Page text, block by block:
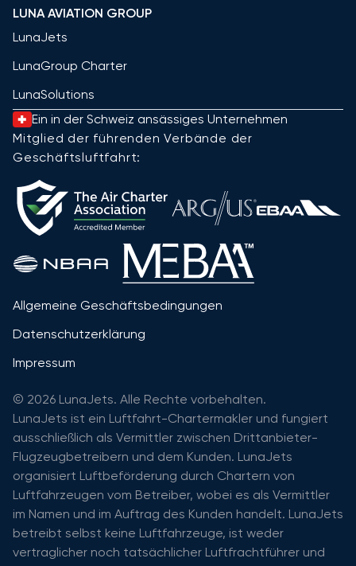
LUNA AVIATION GROUP
LunaJets
LunaGroup Charter
LunaSolutions
Ein in der Schweiz ansässiges Unternehmen
Mitglied der führenden Verbände der
Geschäftsluftfahrt:
Allgemeine Geschäftsbedingungen
Datenschutzerklärung
Impressum
© 2026 LunaJets. Alle Rechte vorbehalten.
LunaJets ist ein Luftfahrt-Chartermakler und fungiert
ausschließlich als Vermittler zwischen Drittanbieter-
Flugzeugbetreibern und dem Kunden. LunaJets
organisiert Luftbeförderung durch Chartern von
Luftfahrzeugen vom Betreiber, wobei es als Vermittler
im Namen und im Auftrag des Kunden handelt. LunaJets
betreibt selbst keine Luftfahrzeuge, ist weder
vertraglicher noch tatsächlicher Luftfrachtführer und